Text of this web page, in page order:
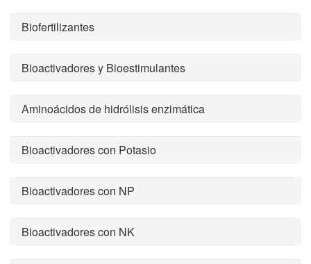
Biofertilizantes
Bioactivadores y Bioestimulantes
Aminoácidos de hidrólisis enzimática
Bioactivadores con Potasio
Bioactivadores con NP
Bioactivadores con NK